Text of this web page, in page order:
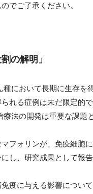
でご了承ください。
の解明」
において長期に生存を
れる症例は未だ限定的
療法の開発は重要な課題
フォリンが、免疫細胞
し、研究成果として報
疫に与える影響について